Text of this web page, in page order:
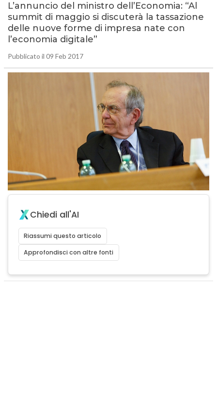
L’annuncio del ministro dell’Economia: “Al
summit di maggio si discuterà la tassazione
delle nuove forme di impresa nate con
l’economia digitale”
Pubblicato il 09 Feb 2017
Chiedi all'AI
Riassumi questo articolo
Approfondisci con altre fonti